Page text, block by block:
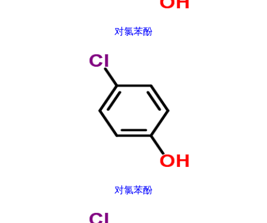
对氯苯酚
对氯苯酚